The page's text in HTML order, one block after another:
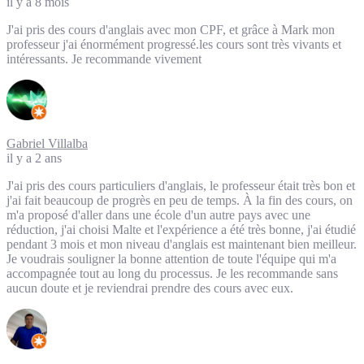
J'ai pris des cours d'anglais avec mon CPF, et grâce à Mark mon
professeur j'ai énormément progressé.les cours sont très vivants et
intéressants. Je recommande vivement
Gabriel Villalba
il y a 2 ans
J'ai pris des cours particuliers d'anglais, le professeur était très bon et
j'ai fait beaucoup de progrès en peu de temps. À la fin des cours, on
m'a proposé d'aller dans une école d'un autre pays avec une
réduction, j'ai choisi Malte et l'expérience a été très bonne, j'ai étudié
pendant 3 mois et mon niveau d'anglais est maintenant bien meilleur.
Je voudrais souligner la bonne attention de toute l'équipe qui m'a
accompagnée tout au long du processus. Je les recommande sans
aucun doute et je reviendrai prendre des cours avec eux.